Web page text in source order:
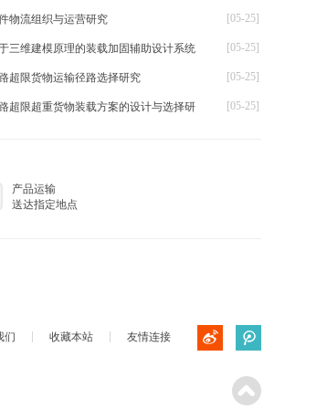
[05-25]
物流组织与运营研究
[05-25]
三维建模原理的装载加固辅助设计系统
[05-25]
超限货物运输径路选择研究
[05-25]
超限超重货物装载方案的设计与选择研
产品运输
送达指定地点
们 收藏本站 友情连接